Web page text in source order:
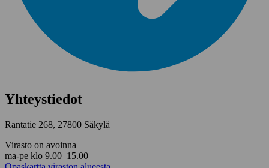
Yhteystiedot
Rantatie 268, 27800 Säkylä
Virasto on avoinna
ma-pe klo 9.00–15.00